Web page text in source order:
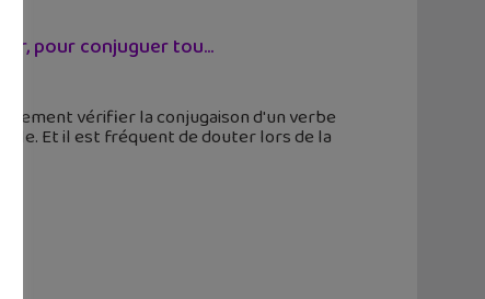
pour conjuguer tou...
vérifier la conjugaison d'un verbe
Et il est fréquent de douter lors de la